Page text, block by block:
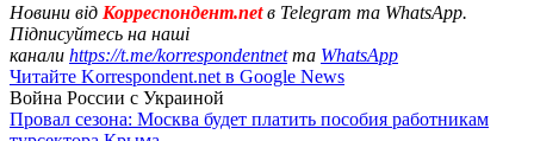
Новини від Корреспондент.netв Telegram та WhatsApp.
Підписуйтесь на наші
канали https://t.me/korrespondentnetта WhatsApp
Читайте Korrespondent.net в Google News
Война России с Украиной
Провал сезона: Москва будет платить пособия работникам